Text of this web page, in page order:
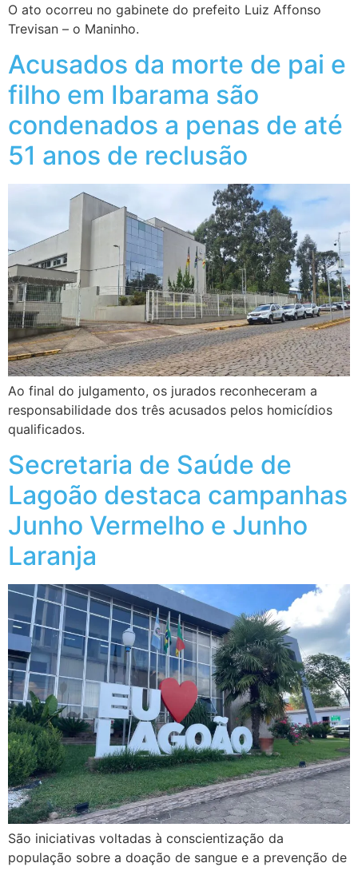
O ato ocorreu no gabinete do prefeito Luiz Affonso
Trevisan – o Maninho.
Acusados da morte de pai e
filho em Ibarama são
condenados a penas de até
51 anos de reclusão
Ao final do julgamento, os jurados reconheceram a
responsabilidade dos três acusados pelos homicídios
qualificados.
Secretaria de Saúde de
Lagoão destaca campanhas
Junho Vermelho e Junho
Laranja
São iniciativas voltadas à conscientização da
população sobre a doação de sangue e a prevenção de